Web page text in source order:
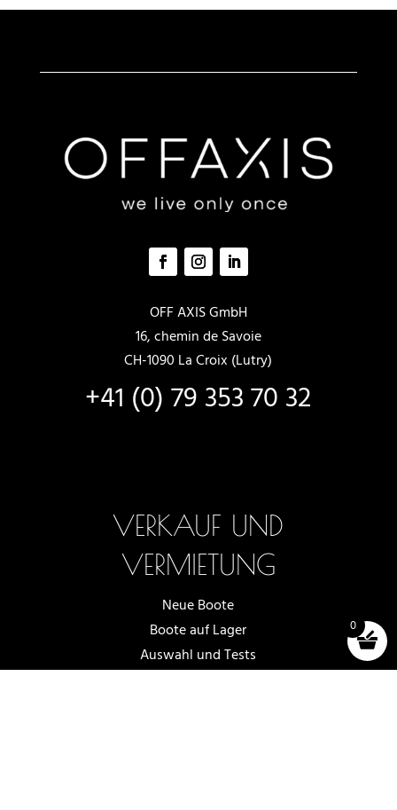
OFF AXIS GmbH
16, chemin de Savoie
CH-1090 La Croix (Lutry)
+41 (0) 79 353 70 32
VERKAUF UND
VERMIETUNG
Neue Boote
Boote auf Lager
Auswahl und Tests
0